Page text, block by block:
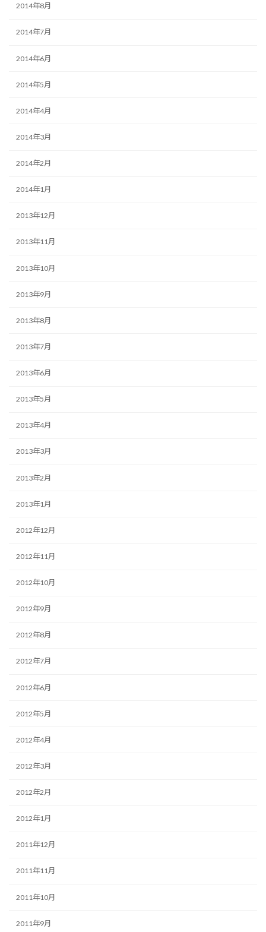
2014年8月
2014年7月
2014年6月
2014年5月
2014年4月
2014年3月
2014年2月
2014年1月
2013年12月
2013年11月
2013年10月
2013年9月
2013年8月
2013年7月
2013年6月
2013年5月
2013年4月
2013年3月
2013年2月
2013年1月
2012年12月
2012年11月
2012年10月
2012年9月
2012年8月
2012年7月
2012年6月
2012年5月
2012年4月
2012年3月
2012年2月
2012年1月
2011年12月
2011年11月
2011年10月
2011年9月